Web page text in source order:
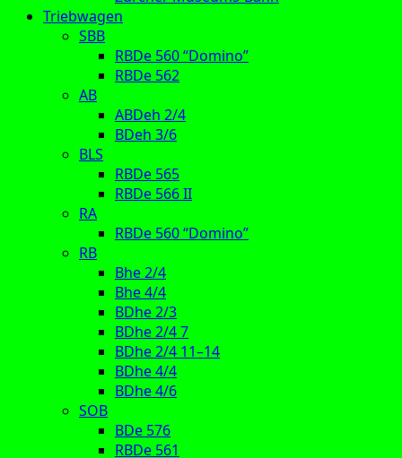
Triebwagen
SBB
RBDe 560 “Domino”
RBDe 562
AB
ABDeh 2/4
BDeh 3/6
BLS
RBDe 565
RBDe 566 II
RA
RBDe 560 “Domino”
RB
Bhe 2/4
Bhe 4/4
BDhe 2/3
BDhe 2/4 7
BDhe 2/4 11–14
BDhe 4/4
BDhe 4/6
SOB
BDe 576
RBDe 561